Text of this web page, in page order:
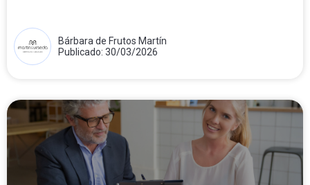
Bárbara de Frutos Martín
Publicado: 30/03/2026